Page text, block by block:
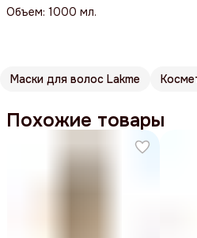
Объем: 1000 мл.
Маски для волос Lakme
Похожие товары